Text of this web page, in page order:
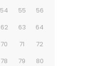
54 55
56
62 63
64
70 71
72
78 79
80